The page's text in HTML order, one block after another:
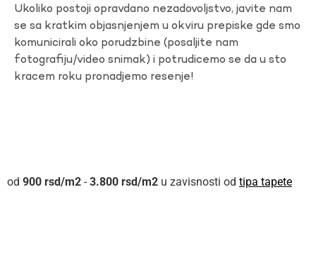
Ukoliko postoji opravdano nezadovoljstvo, javite nam
se sa kratkim objasnjenjem u okviru prepiske gde smo
komunicirali oko porudzbine (posaljite nam
fotografiju/video snimak) i potrudicemo se da u sto
kracem roku pronadjemo resenje!
900 rsd - 3.800 rsd u zavisnosti od tipa tapete